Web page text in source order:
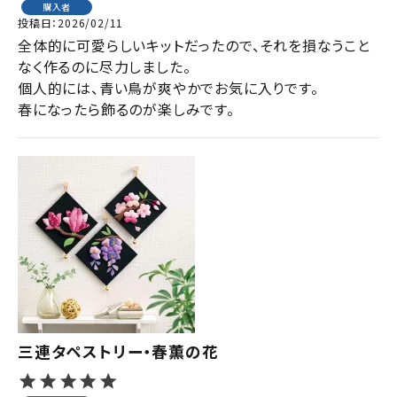
購入者
投稿日 2026/02/11
全体的に可愛らしいキットだったので、それを損なうこと
なく作るのに尽力しました。
個人的には、青い鳥が爽やかでお気に入りです。
春になったら飾るのが楽しみです。
三連タペストリー・春薫の花